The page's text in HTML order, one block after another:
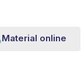
Material online